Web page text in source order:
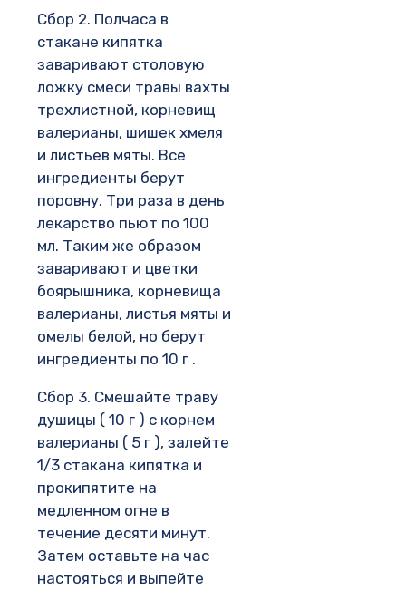
Сбор 2. Полчаса в
стакане кипятка
заваривают столовую
ложку смеси травы вахты
трехлистной, корневищ
валерианы, шишек хмеля
и листьев мяты. Все
ингредиенты берут
поровну. Три раза в день
лекарство пьют по 100
мл. Таким же образом
заваривают и цветки
боярышника, корневища
валерианы, листья мяты и
омелы белой, но берут
ингредиенты по 10 г .
Сбор 3. Смешайте траву
душицы ( 10 г ) с корнем
валерианы ( 5 г ), залейте
1/3 стакана кипятка и
прокипятите на
медленном огне в
течение десяти минут.
Затем оставьте на час
настояться и выпейте